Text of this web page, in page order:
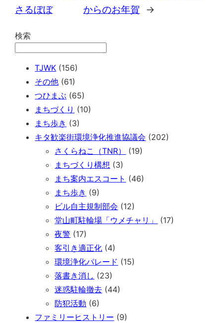
さるぼぼ
からのお年賀
→
検索
TJWK (156)
その他 (61)
つひまぶ (65)
まちづくり (10)
まち歩き (3)
キタ歓楽街環境浄化推進協議会 (202)
さくらねこ（TNR）
(19)
まちづくり構想 (3)
まち案内エスコート (46)
まち歩き (9)
ビル自主規制部会 (12)
堂山町駐輪場「ウメチャリ」
(17)
夜警 (17)
客引き適正化 (4)
環境浄化パレード (15)
落書き消し (23)
迷惑駐輪撤去 (44)
防犯活動 (6)
ファミリーヒストリー (9)